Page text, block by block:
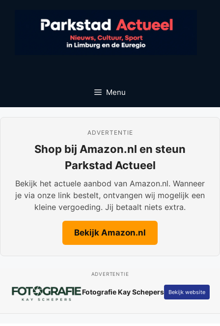
Menu
ADVERTENTIE
Shop bij Amazon.nl en steun
Parkstad Actueel
Bekijk het actuele aanbod van Amazon.nl. Wanneer
je via onze link bestelt, ontvangen wij mogelijk een
kleine vergoeding. Jij betaalt niets extra.
Bekijk Amazon.nl
ADVERTENTIE
Fotografie Kay Schepers Bekijk website